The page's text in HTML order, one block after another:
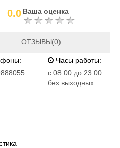
0.0 Ваша оценка
ОТЗЫВЫ(0)
Часы работы:
c 08:00 до 23:00
без выходных